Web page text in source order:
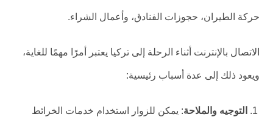
حركة الطيران، حجوزات الفنادق، وأعمال الشراء.
الاتصال بالإنترنت أثناء الرحلة إلى تركيا يعتبر أمرًا مهمًا للغاية،
ويعود ذلك إلى عدة أسباب رئيسية:
التوجيه والملاحة: يمكن للزوار استخدام خدمات الخرائط